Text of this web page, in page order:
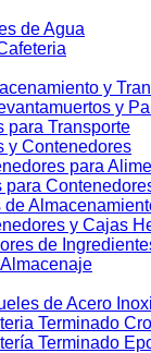
de Agua
y
y
para Transporte
y Contenedores
para
para
de
y Cajas
de
de Acero
Terminado
Terminado